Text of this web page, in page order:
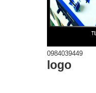
0984039449
logo